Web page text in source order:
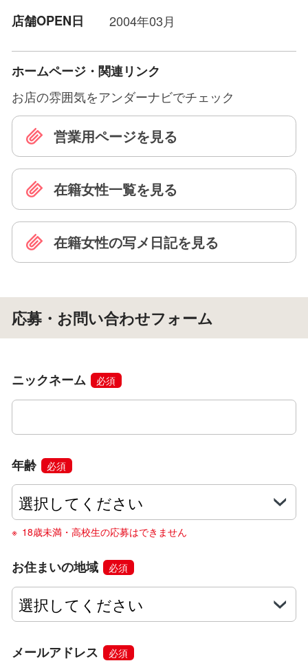
店舗OPEN日 2004年03月
ホームページ・関連リンク
お店の雰囲気をアンダーナビでチェック
営業用ページを見る
在籍女性一覧を見る
在籍女性の写メ日記を見る
応募・お問い合わせフォーム
ニックネーム 必須
年齢 必須
18歳未満・高校生の応募はできません
お住まいの地域 必須
メールアドレス 必須